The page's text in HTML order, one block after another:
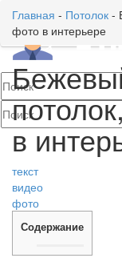
Главная - Потолок -
фото в интерьере
в
текст
видео
фото
Содержание